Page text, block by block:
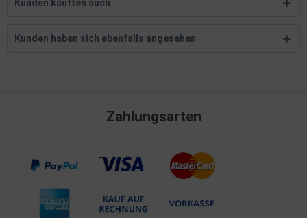
Kunden kauften auch
Kunden haben sich ebenfalls angesehen
Zahlungsarten